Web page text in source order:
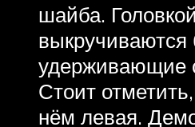
шайба.
выкручиваются
удерживающие
Стоит
нём левая.